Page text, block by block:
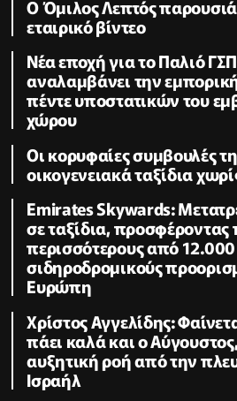
Ο Όμιλος Λεπτός
εταιρικό βίντεο
Νέα εποχή για το Παλιό
αναλαμβάνει την
πέντε υποστατικών του
χώρου
Οι κορυφαίες συμβουλές
οικογενειακά ταξίδια
Emirates Skywards:
σε ταξίδια,
περισσότερους από 12.000
σιδηροδρομικούς
Ευρώπη
Χρίστος Αγγελίδης:
πάει καλά και ο
αυξητική ροή από την
Ισραήλ